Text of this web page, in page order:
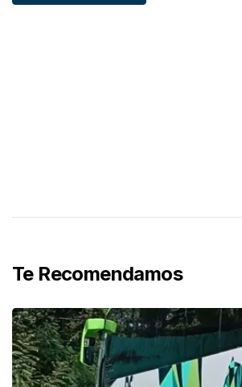
Te Recomendamos